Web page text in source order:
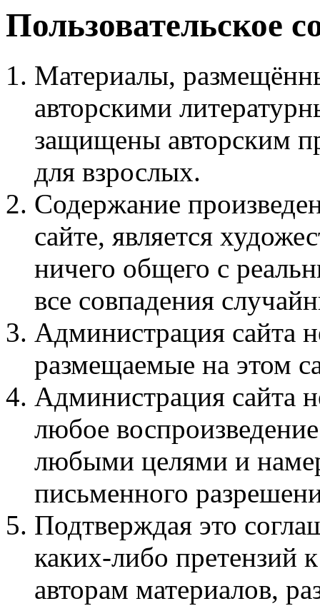
Пользовательское
Материалы,
авторскими
защищены авторским
для взрослых.
Содержание
сайте, является
ничего общего с
все совпадения
Администрация сайта
размещаемые на этом
Администрация сайта
любое
любыми целями и
письменного
Подтверждая это
каких-либо претензий
авторам материалов,